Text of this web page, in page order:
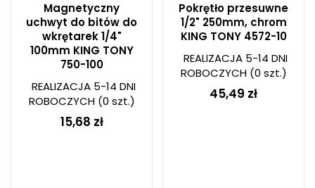
Magnetyczny
uchwyt do bitów do
wkrętarek 1/4"
100mm KING TONY
750-100
REALIZACJA 5-14 DNI
ROBOCZYCH(0 szt.)
15,68 zł
Pokrętło przesuwne
1/2" 250mm, chrom
KING TONY 4572-10
REALIZACJA 5-14 DNI
ROBOCZYCH(0 szt.)
45,49 zł